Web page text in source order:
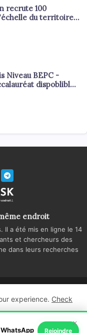
recrute 100
du territoire
Niveau BEPC -
dispoblible
endroit
Il a été mis en ligne le 14
et chercheurs des
dans leurs recherches
publicitaire
experience. Check
×
Rejoindre